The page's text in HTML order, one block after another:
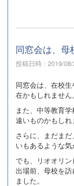
同窓会は、母
投稿日時 : 2019/
同窓会は、在校
在かもしれません。
また、中等教育
遠いものかもしれ
さらに、まだま
いもあるような気
でも、リオオリ
出場前、母校を
ました。